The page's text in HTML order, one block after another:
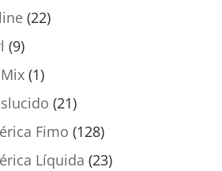
(22)
(9)
(1)
(21)
Fimo (128)
Líquida (23)